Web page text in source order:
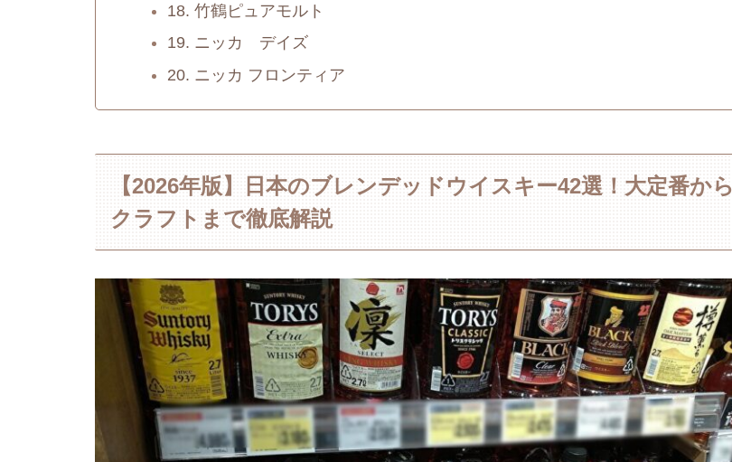
18. 竹鶴ピュアモルト
19. ニッカ デイズ
20. ニッカ フロンティア
【2026年版】日本のブレンデッドウイスキー42選！大定番から
クラフトまで徹底解説